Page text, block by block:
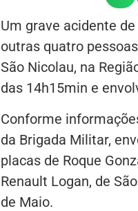
Um grave acidente
outras quatro
São Nicolau, na
das 14h15min e
Conforme
da Brigada Militar,
placas de Roque
Renault Logan, de
de Maio.